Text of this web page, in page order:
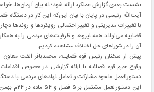
نشست بعدی گزارش عملکرد ارائه شود؛ نه بیان آرمان‌ها،
آیت‌الله رئیسی در پایان با بیان این‌که این کار در دستگاه
با تغییرات‌ مدیریتی و تغییر احتمالی رویکردها و روندها
قضاییه می‌تواند همه نیروها و ظرفیت‌های مردمی را به
آن را در شوراهای حل اختلاف مشاهده کردیم.
پیش از سخنان رئیس قوه قضاییه، محمدباقر الفت معاون
وقوع جرم قوه قضائیه با ارائه گزارشی در خصوص
دستورالعمل «نحوه مشارکت و تعامل نهادهای مردمی با